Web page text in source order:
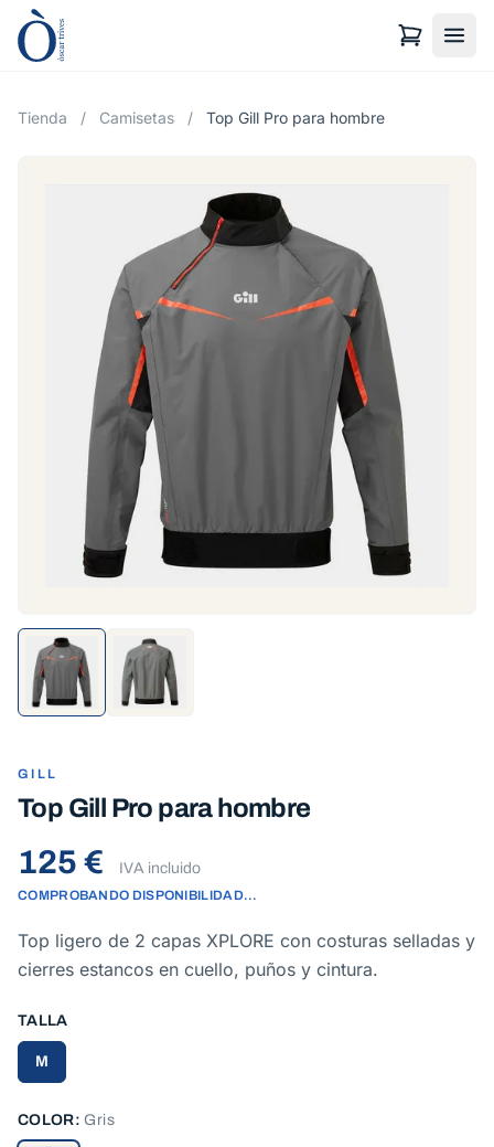
Tienda / Camisetas / Top Gill Pro para hombre
GILL
Top Gill Pro para hombre
125 € IVA incluido
COMPROBANDO DISPONIBILIDAD…
Top ligero de 2 capas XPLORE con costuras selladas y
cierres estancos en cuello, puños y cintura.
TALLA
M
COLOR:Gris